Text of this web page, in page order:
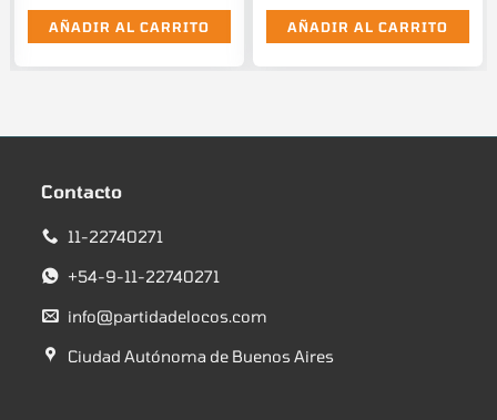
AÑADIR AL CARRITO AÑADIR AL CARRITO
Contacto
11-22740271
+54-9-11-22740271
info@partidadelocos.com
Ciudad Autónoma de Buenos Aires